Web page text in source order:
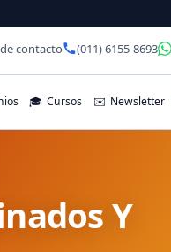
contacto (011) 6155-8693
🎓 Cursos ✉️ Newsletter
Y